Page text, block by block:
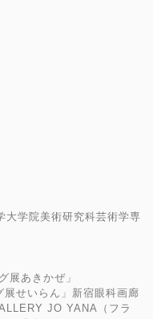
大学院美術研究科芸術学専
展あきかぜ」
せいらん」新宿眼科画廊
JO YANA（フラ